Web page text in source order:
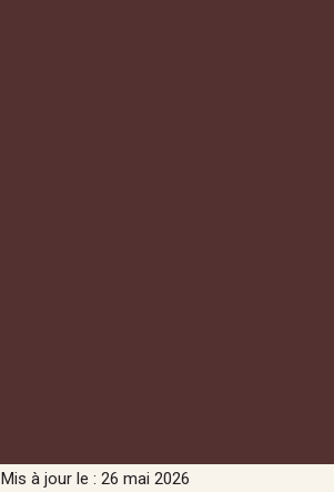
Mis à jour le : 26 mai 2026